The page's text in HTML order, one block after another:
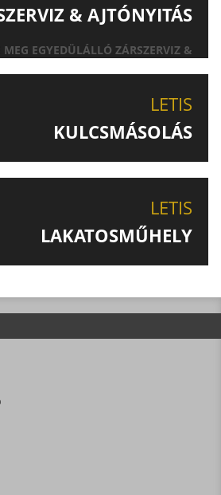
& AJTÓNYITÁS
MEG EGYEDÜLÁLLÓ ZÁRSZERVIZ &
LETIS
KULCSMÁSOLÁS
LETIS
LAKATOSMŰHELY